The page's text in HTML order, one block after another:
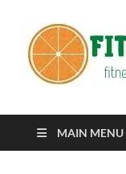
MAIN MENU